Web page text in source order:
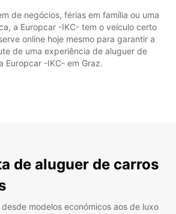
de negócios, férias em família ou uma
a Europcar -IKC- tem o veículo certo
online hoje mesmo para garantir a
de uma experiência de aluguer de
Europcar -IKC- em Graz.
de aluguer de carros
modelos económicos aos de luxo